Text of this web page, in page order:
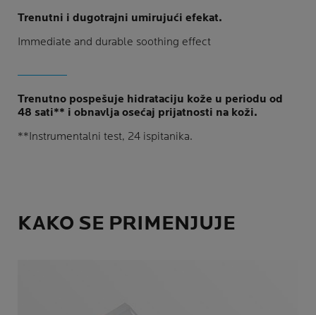
Trenutni i dugotrajni umirujući efekat.
Immediate and durable soothing effect
Trenutno pospešuje hidrataciju kože u periodu od
48 sati** i obnavlja osećaj prijatnosti na koži.
**Instrumentalni test, 24 ispitanika.
KAKO SE PRIMENJUJE